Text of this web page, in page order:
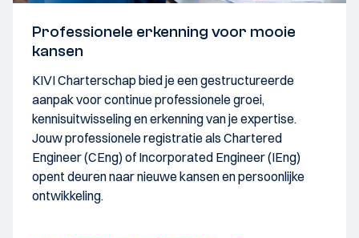
Professionele erkenning voor mooie
kansen
KIVI Charterschap bied je een gestructureerde
aanpak voor continue professionele groei,
kennisuitwisseling en erkenning van je expertise.
Jouw professionele registratie als Chartered
Engineer (CEng) of Incorporated Engineer (IEng)
opent deuren naar nieuwe kansen en persoonlijke
ontwikkeling.